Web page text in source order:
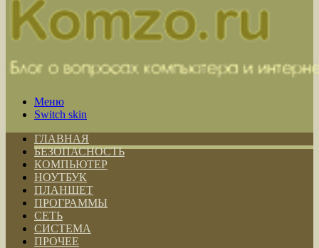
Меню
Switch skin
ГЛАВНАЯ
БЕЗОПАСНОСТЬ
КОМПЬЮТЕР
НОУТБУК
ПЛАНШЕТ
ПРОГРАММЫ
СЕТЬ
СИСТЕМА
ПРОЧЕЕ